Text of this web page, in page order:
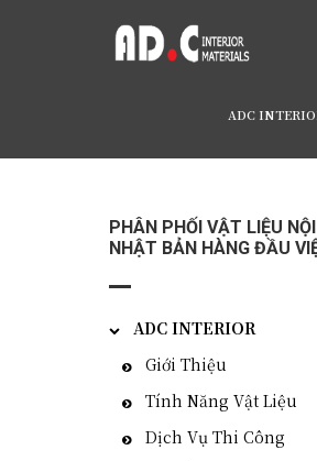
ADC
Rèm Cửa,
PHÂN PHỐI VẬT LIỆU
NHẬT BẢN HÀNG ĐẦU
ADC INTERIOR
Giới Thiệu
Tính Năng Vật Liệu
Dịch Vụ Thi Công